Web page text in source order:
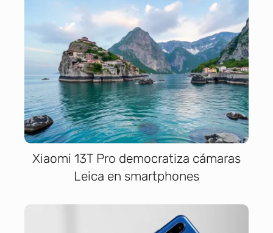
Xiaomi 13T Pro democratiza cámaras
Leica en smartphones